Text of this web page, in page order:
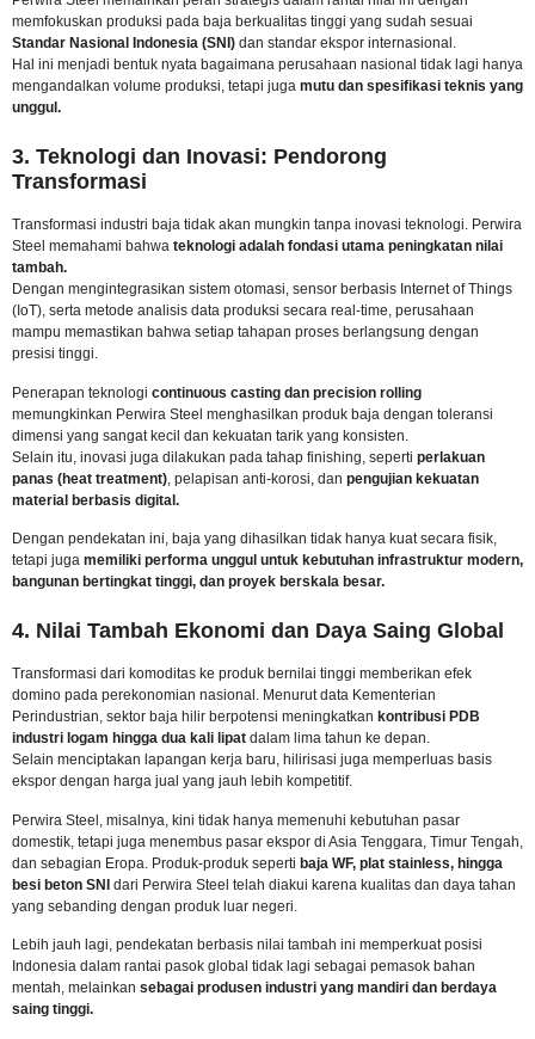
memfokuskan produksi pada baja berkualitas tinggi yang sudah sesuai
Standar Nasional Indonesia (SNI) dan standar ekspor internasional.
Hal ini menjadi bentuk nyata bagaimana perusahaan nasional tidak lagi hanya
mengandalkan volume produksi, tetapi juga mutu dan spesifikasi teknis yang
unggul.
3. Teknologi dan Inovasi: Pendorong
Transformasi
Transformasi industri baja tidak akan mungkin tanpa inovasi teknologi. Perwira
Steel memahami bahwa teknologi adalah fondasi utama peningkatan nilai
tambah.
Dengan mengintegrasikan sistem otomasi, sensor berbasis Internet of Things
(IoT), serta metode analisis data produksi secara real-time, perusahaan
mampu memastikan bahwa setiap tahapan proses berlangsung dengan
presisi tinggi.
Penerapan teknologi continuous casting dan precision rolling
memungkinkan Perwira Steel menghasilkan produk baja dengan toleransi
dimensi yang sangat kecil dan kekuatan tarik yang konsisten.
Selain itu, inovasi juga dilakukan pada tahap finishing, seperti perlakuan
panas (heat treatment) , pelapisan anti-korosi, dan pengujian kekuatan
material berbasis digital.
Dengan pendekatan ini, baja yang dihasilkan tidak hanya kuat secara fisik,
tetapi juga memiliki performa unggul untuk kebutuhan infrastruktur modern,
bangunan bertingkat tinggi, dan proyek berskala besar.
4. Nilai Tambah Ekonomi dan Daya Saing Global
Transformasi dari komoditas ke produk bernilai tinggi memberikan efek
domino pada perekonomian nasional. Menurut data Kementerian
Perindustrian, sektor baja hilir berpotensi meningkatkan kontribusi PDB
industri logam hingga dua kali lipat dalam lima tahun ke depan.
Selain menciptakan lapangan kerja baru, hilirisasi juga memperluas basis
ekspor dengan harga jual yang jauh lebih kompetitif.
Perwira Steel, misalnya, kini tidak hanya memenuhi kebutuhan pasar
domestik, tetapi juga menembus pasar ekspor di Asia Tenggara, Timur Tengah,
dan sebagian Eropa. Produk-produk seperti baja WF, plat stainless, hingga
besi beton SNI dari Perwira Steel telah diakui karena kualitas dan daya tahan
yang sebanding dengan produk luar negeri.
Lebih jauh lagi, pendekatan berbasis nilai tambah ini memperkuat posisi
Indonesia dalam rantai pasok global tidak lagi sebagai pemasok bahan
mentah, melainkan sebagai produsen industri yang mandiri dan berdaya
saing tinggi.